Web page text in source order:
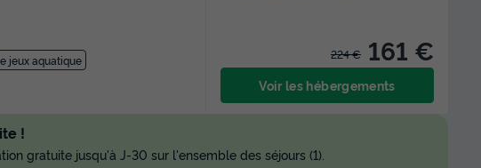
jeux aquatique 224 € 161 €
Voir les hébergements
!
gratuite jusqu'à J-30 sur l'ensemble des séjours (1).